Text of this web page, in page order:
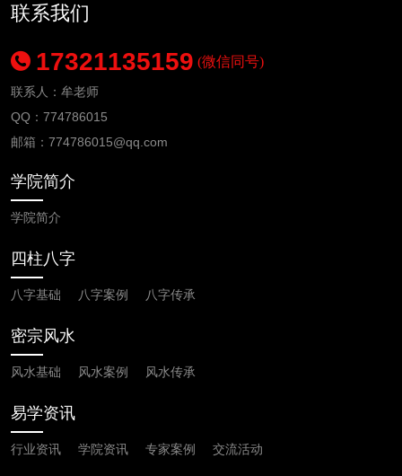
联系我们
17321135159 (微信同号)
联系人：牟老师
QQ：774786015
邮箱： 774786015@qq.com
学院简介
学院简介
四柱八字
八字基础 八字案例 八字传承
密宗风水
风水基础 风水案例 风水传承
易学资讯
行业资讯 学院资讯 专家案例 交流活动